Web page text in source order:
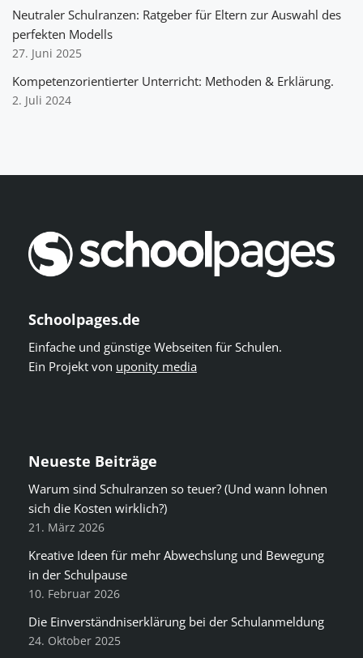
Neutraler Schulranzen: Ratgeber für Eltern zur Auswahl des
perfekten Modells
27. Juni 2025
Kompetenzorientierter Unterricht: Methoden & Erklärung.
2. Juli 2024
Schoolpages.de
Einfache und günstige Webseiten für Schulen.
Ein Projekt von uponity media
Neueste Beiträge
Warum sind Schulranzen so teuer? (Und wann lohnen
sich die Kosten wirklich?)
21. März 2026
Kreative Ideen für mehr Abwechslung und Bewegung
in der Schulpause
10. Februar 2026
Die Einverständniserklärung bei der Schulanmeldung
24. Oktober 2025